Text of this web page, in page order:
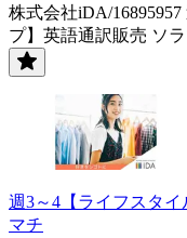
株式会社iDA/
プ】英語通訳販売 ソ
週3～4【ライフスタ
マチ